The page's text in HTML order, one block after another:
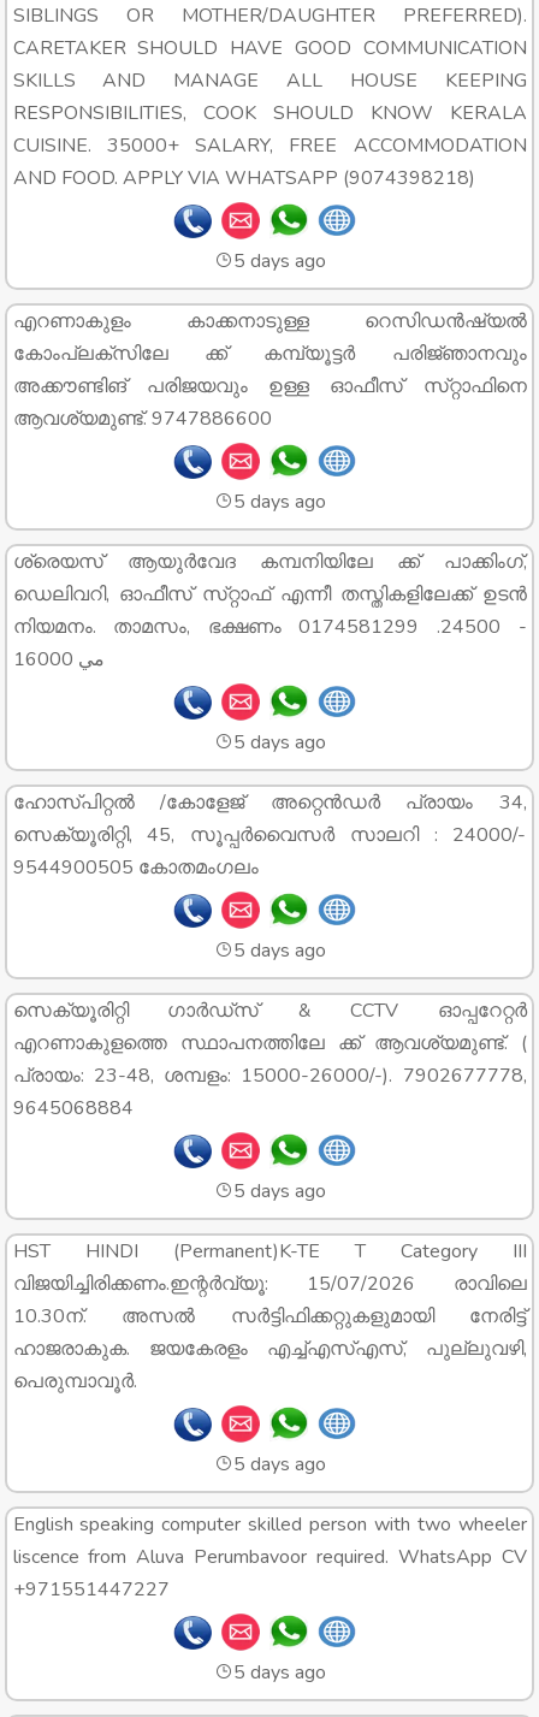
SIBLINGS OR MOTHER/DAUGHTER PREFERRED).
CARETAKER SHOULD HAVE GOOD COMMUNICATION
SKILLS AND MANAGE ALL HOUSE KEEPING
RESPONSIBILITIES, COOK SHOULD KNOW KERALA
CUISINE. 35000+ SALARY, FREE ACCOMMODATION
AND FOOD. APPLY VIA WHATSAPP (9074398218)
5 days ago
എറണാകുളം കാക്കനാടുള്ള റെസിഡൻഷ്യൽ
കോംപ്ലക്സിലേ ക്ക് കമ്പ്യൂട്ടർ പരിജ്‌ഞാനവും
അക്കൗണ്ടിങ് പരിജയവും ഉള്ള ഓഫീസ് സ്‌റ്റാഫിനെ
ആവശ്യമുണ്ട്. 9747886600
5 days ago
ശ്രെയസ് ആയുർവേദ കമ്പനിയിലേ ക്ക് പാക്കിംഗ്,
ഡെലിവറി, ഓഫീസ് സ്‌റ്റാഫ് എന്നീ തസ്തികളിലേക്ക് ഉടൻ
നിയമനം. താമസം, ഭക്ഷണം 0174581299 .24500 -
16000 مي
5 days ago
ഹോസ്‌പിറ്റൽ /കോളേജ് അറ്റെൻഡർ പ്രായം 34,
സെക്യൂരിറ്റി, 45, സൂപ്പർവൈസർ സാലറി : 24000/-
9544900505 കോതമംഗലം
5 days ago
സെക്യൂരിറ്റി ഗാർഡ്സ് & CCTV ഓപ്പറേറ്റർ
എറണാകുളത്തെ സ്ഥാപനത്തിലേ ക്ക് ആവശ്യമുണ്ട്. (
പ്രായം: 23-48, ശമ്പളം: 15000-26000/-). 7902677778,
9645068884
5 days ago
HST HINDI (Permanent)K-TE T Category III
വിജയിച്ചിരിക്കണം.ഇന്റർവ്യൂ: 15/07/2026 രാവിലെ
10.30ന്. അസൽ സർട്ടിഫിക്കറ്റുകളുമായി നേരിട്ട്
ഹാജരാകുക. ജയകേരളം എച്ച്എസ്എസ്, പുല്ലുവഴി,
പെരുമ്പാവൂർ.
5 days ago
English speaking computer skilled person with two wheeler
liscence from Aluva Perumbavoor required. WhatsApp CV
+971551447227
5 days ago